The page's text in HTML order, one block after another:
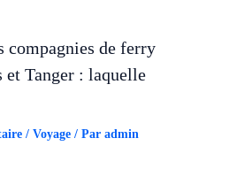
compagnies de ferry
et Tanger : laquelle
/ Voyage / Par admin